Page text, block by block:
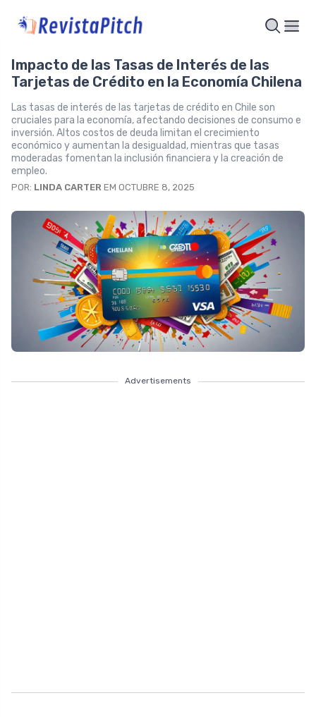
Impacto de las Tasas de Interés de las
Tarjetas de Crédito en la Economía Chilena
Las tasas de interés de las tarjetas de crédito en Chile son
cruciales para la economía, afectando decisiones de consumo e
inversión. Altos costos de deuda limitan el crecimiento
económico y aumentan la desigualdad, mientras que tasas
moderadas fomentan la inclusión financiera y la creación de
empleo.
POR: LINDA CARTER EM OCTUBRE 8, 2025
Advertisements